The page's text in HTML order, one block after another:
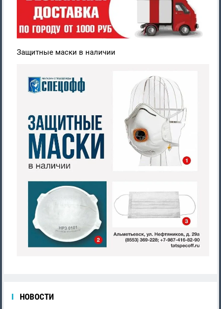
Защитные маски в наличии
НОВОСТИ